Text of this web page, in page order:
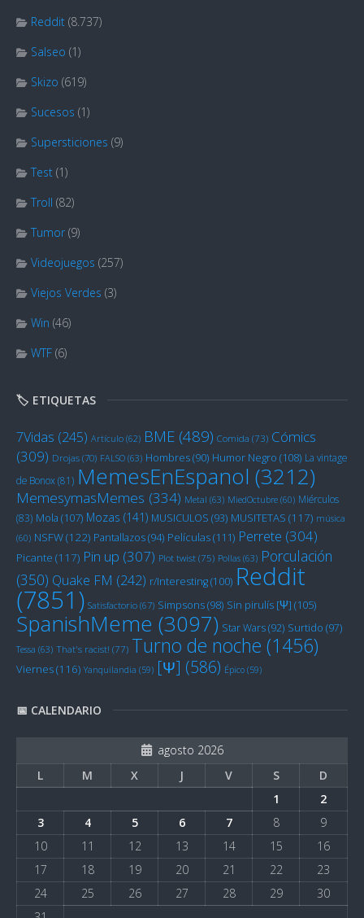
Reddit (8.737)
Salseo (1)
Skizo (619)
Sucesos (1)
Supersticiones (9)
Test (1)
Troll (82)
Tumor (9)
Videojuegos (257)
Viejos Verdes (3)
Win (46)
WTF (6)
🏷️ ETIQUETAS
7Vidas (245) Artículo (62) BME (489) Comida (73) Cómics
(309) Drojas (70) FALSO (63) Hombres(90) Humor Negro (108) La vintage
de Bonox(81) MemesEnEspanol (3212)
MemesymasMemes (334) Metal (63) MiedOctubre (60) Miérculos
(83) Mola (107) Mozas (141) MUSICULOS (93) MUSITETAS (117) música
(60) NSFW(122) Pantallazos(94) Películas(111) Perrete (304)
Picante (117) Pin up (307) Plot twist (75) Pollas (63) Porculación
(350) Quake FM (242) r/Interesting(100) Reddit
(7851) Satisfactorio (67) Simpsons(98) Sin pirulís [Ψ] (105)
SpanishMeme (3097) Star Wars(92) Surtido (97)
Tessa (63) That's racist! (77) Turno de noche (1456)
Viernes(116) Yanquilandia (59) [Ψ] (586) Épico (59)
📅 CALENDARIO
agosto 2026
L
M X J V S
D
1
2
3
4 5 6 7 8
9
10
11 12 13 14 15
16
17
18 19 20 21 22
23
24
25 26 27 28 29
30